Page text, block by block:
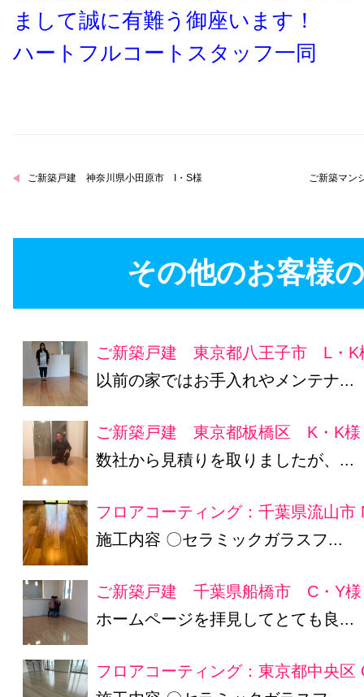
まして誠に有難う御座います！
ハートフルコートスタッフ一同
ご新築戸建 神奈川県小田原市 I・S様 ご新築マ
その他のお客様
ご新築戸建 東京都八王子市 L・K
以前の家ではお手入れやメンテナ...
ご新築戸建 東京都板橋区 K・K様
数社から見積りを取りましたが、...
フロアコーティング：千葉県流山市
施工内容 〇セラミックガラスフ...
ご新築戸建 千葉県船橋市 C・Y様
ホームページを拝見してとても良...
フロアコーティング：東京都中央区